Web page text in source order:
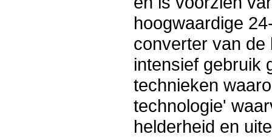
hoogwaardige
converter van de
intensief gebruik
technieken
technologie'
helderheid en